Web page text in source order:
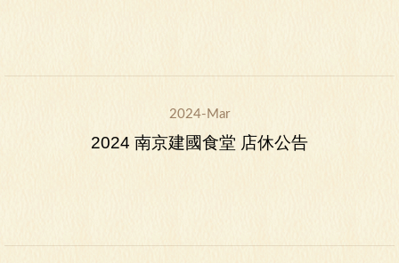
2024-Mar
2024 南京建國食堂 店休公告